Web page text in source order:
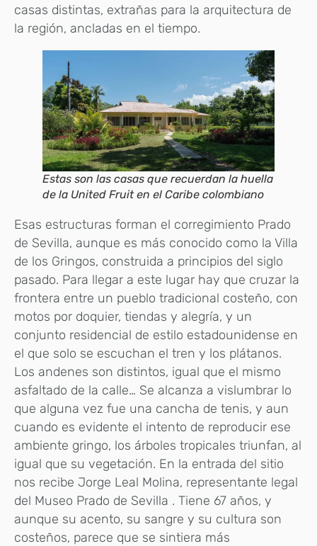
casas distintas, extrañas para la arquitectura de
la región, ancladas en el tiempo.
Estas son las casas que recuerdan la huella
de la United Fruit en el Caribe colombiano
Esas estructuras forman el corregimiento Prado
de Sevilla, aunque es más conocido como la Villa
de los Gringos, construida a principios del siglo
pasado. Para llegar a este lugar hay que cruzar la
frontera entre un pueblo tradicional costeño, con
motos por doquier, tiendas y alegría, y un
conjunto residencial de estilo estadounidense en
el que solo se escuchan el tren y los plátanos.
Los andenes son distintos, igual que el mismo
asfaltado de la calle… Se alcanza a vislumbrar lo
que alguna vez fue una cancha de tenis, y aun
cuando es evidente el intento de reproducir ese
ambiente gringo, los árboles tropicales triunfan, al
igual que su vegetación. En la entrada del sitio
nos recibe Jorge Leal Molina, representante legal
del Museo Prado de Sevilla . Tiene 67 años, y
aunque su acento, su sangre y su cultura son
costeños, parece que se sintiera más